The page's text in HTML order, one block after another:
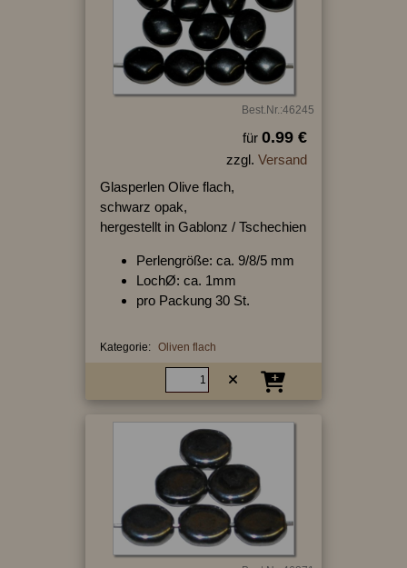
Best.Nr.:46245
für 0.99 €
zzgl. Versand
Glasperlen Olive flach,
schwarz opak,
hergestellt in Gablonz / Tschechien
Perlengröße: ca. 9/8/5 mm
LochØ: ca. 1mm
pro Packung 30 St.
Kategorie: Oliven flach